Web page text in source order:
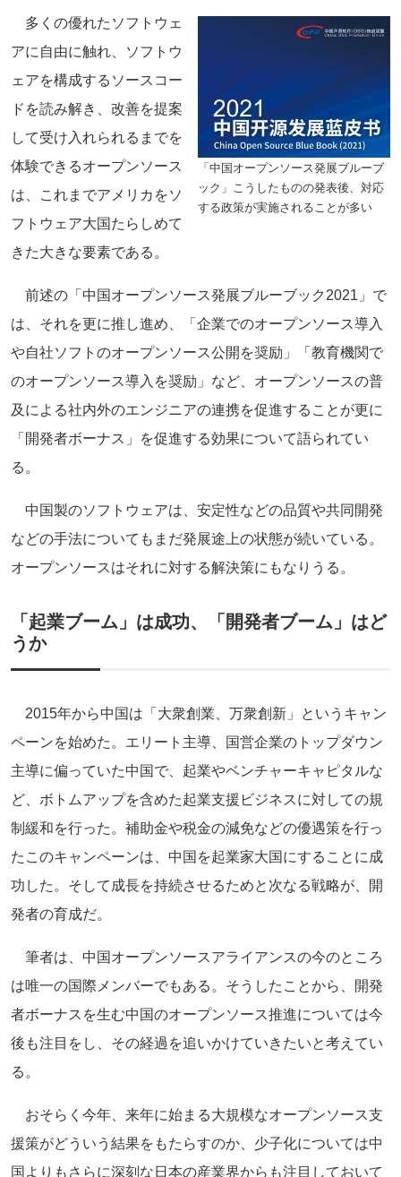
「中国オープンソース発展ブルーブ
ック」こうしたものの発表後、対応
する政策が実施されることが多い
多くの優れたソフトウェ
アに自由に触れ、ソフトウ
ェアを構成するソースコー
ドを読み解き、改善を提案
して受け入れられるまでを
体験できるオープンソース
は、これまでアメリカをソ
フトウェア大国たらしめて
きた大きな要素である。
前述の「中国オープンソース発展ブルーブック2021」で
は、それを更に推し進め、「企業でのオープンソース導入
や自社ソフトのオープンソース公開を奨励」「教育機関で
のオープンソース導入を奨励」など、オープンソースの普
及による社内外のエンジニアの連携を促進することが更に
「開発者ボーナス」を促進する効果について語られてい
る。
中国製のソフトウェアは、安定性などの品質や共同開発
などの手法についてもまだ発展途上の状態が続いている。
オープンソースはそれに対する解決策にもなりうる。
「起業ブーム」は成功、「開発者ブーム」はど
うか
2015年から中国は「大衆創業、万衆創新」というキャン
ペーンを始めた。エリート主導、国営企業のトップダウン
主導に偏っていた中国で、起業やベンチャーキャピタルな
ど、ボトムアップを含めた起業支援ビジネスに対しての規
制緩和を行った。補助金や税金の減免などの優遇策を行っ
たこのキャンペーンは、中国を起業家大国にすることに成
功した。そして成長を持続させるためと次なる戦略が、開
発者の育成だ。
筆者は、中国オープンソースアライアンスの今のところ
は唯一の国際メンバーでもある。そうしたことから、開発
者ボーナスを生む中国のオープンソース推進については今
後も注目をし、その経過を追いかけていきたいと考えてい
る。
おそらく今年、来年に始まる大規模なオープンソース支
援策がどういう結果をもたらすのか、少子化については中
国よりもさらに深刻な日本の産業界からも注目しておいて